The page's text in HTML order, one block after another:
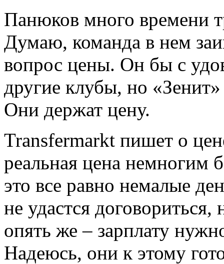
Панюков много времени
Думаю, команда в нем
вопрос цены. Он бы с
другие клубы, но
Они держат цену.
Transfermarkt пишет о
реальная цена
это все равно немалые
не удастся
опять же – зарплату
Надеюсь, они к этому